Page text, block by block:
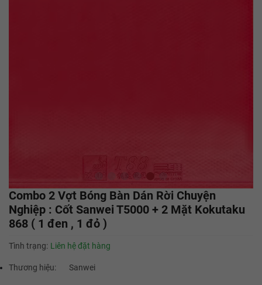
Combo 2 Vợt Bóng Bàn Dán Rời Chuyện
Nghiệp : Cốt Sanwei T5000 + 2 Mặt Kokutaku
868 ( 1 đen , 1 đỏ )
Tình trạng: Liên hệ đặt hàng
Thương hiệu: Sanwei